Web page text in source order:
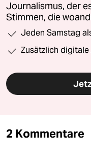
Journalismus, der
Stimmen, die
Jeden Samstag
Zusätzlich
2 Kommentare